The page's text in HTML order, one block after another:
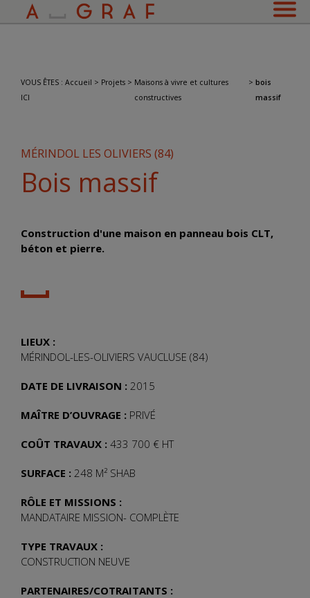
VOUS ÊTES
ICI
:Accueil > Projets > Maisons à vivre et cultures
constructives
> bois
massif
MÉRINDOL LES OLIVIERS (84)
Bois massif
Construction d'une maison en panneau bois CLT,
béton et pierre.
LIEUX :
MÉRINDOL-LES-OLIVIERS VAUCLUSE (84)
DATE DE LIVRAISON : 2015
MAÎTRE D’OUVRAGE : PRIVÉ
COÛT TRAVAUX : 433 700 € HT
SURFACE : 248 M² SHAB
RÔLE ET MISSIONS :
MANDATAIRE MISSION- COMPLÈTE
TYPE TRAVAUX :
CONSTRUCTION NEUVE
PARTENAIRES/COTRAITANTS :